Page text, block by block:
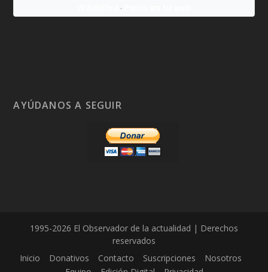
·
AYÚDANOS A SEGUIR
1995-2026 El Observador de la actualidad | Derechos
reservados
Inicio
Donativos Contacto Suscripciones
Nosotros